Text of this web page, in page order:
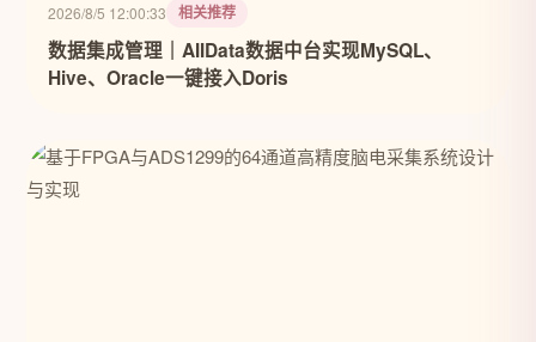
2026/8/5 12:00:33 相关推荐
数据集成管理｜AIIData数据中台实现MySQL、
Hive、Oracle一键接入Doris